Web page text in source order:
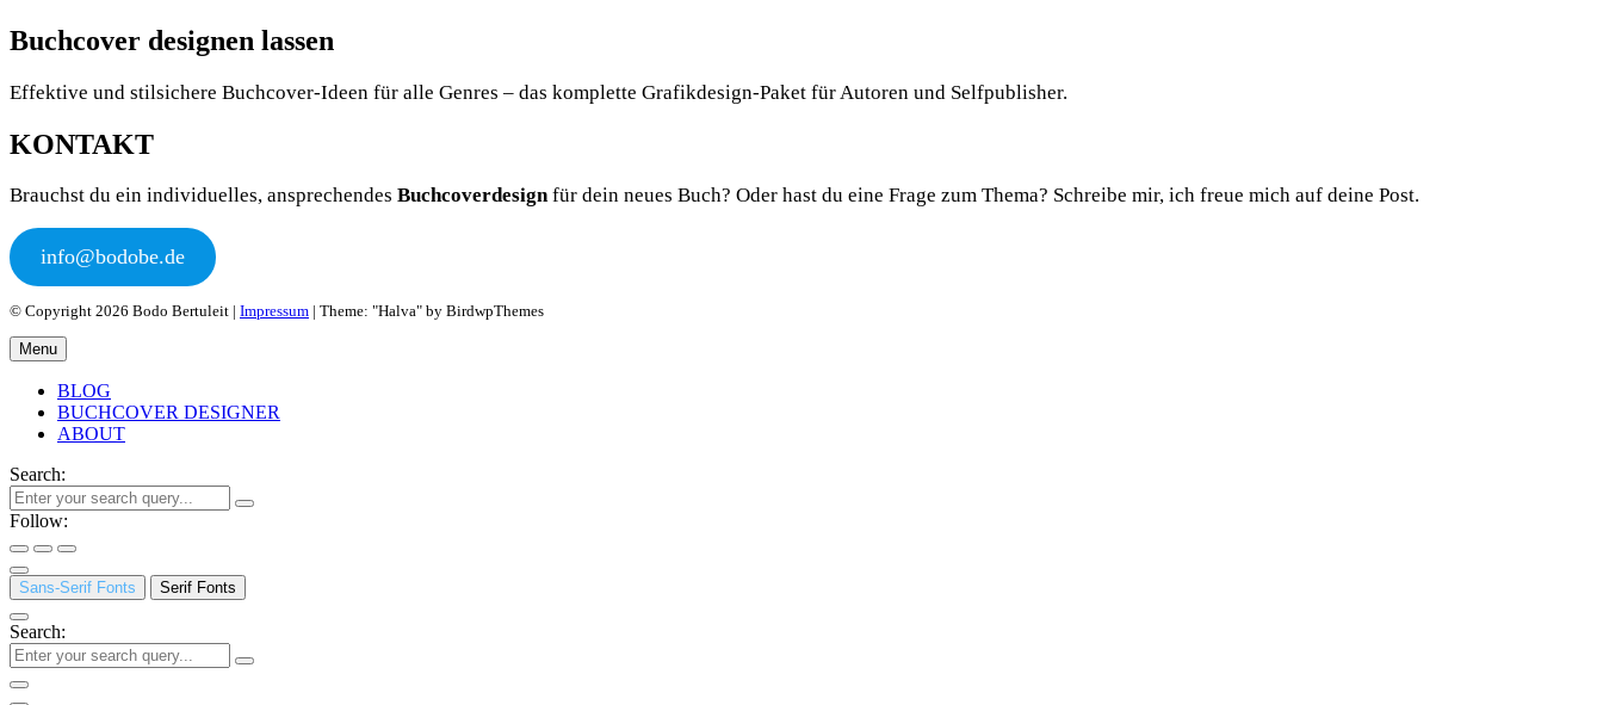
Buchcover designen lassen
Effektive und stilsichere Buchcover-Ideen für alle Genres – das komplette Grafikdesign-Paket für Autoren und Selfpublisher.
KONTAKT
Brauchst du ein individuelles, ansprechendes Buchcoverdesignfür dein neues Buch? Oder hast du eine Frage zum Thema? Schreibe mir, ich freue mich auf deine Post.
info@bodobe.de
© Copyright 2026 Bodo Bertuleit | Impressum | Theme: "Halva" by BirdwpThemes
Menu
BLOG
BUCHCOVER DESIGNER
ABOUT
Search:
Follow:
Sans-Serif Fonts Serif Fonts
Search: